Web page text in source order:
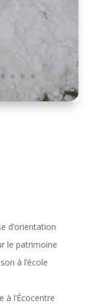
d’orientation
le patrimoine
à l’école
à l’Écocentre